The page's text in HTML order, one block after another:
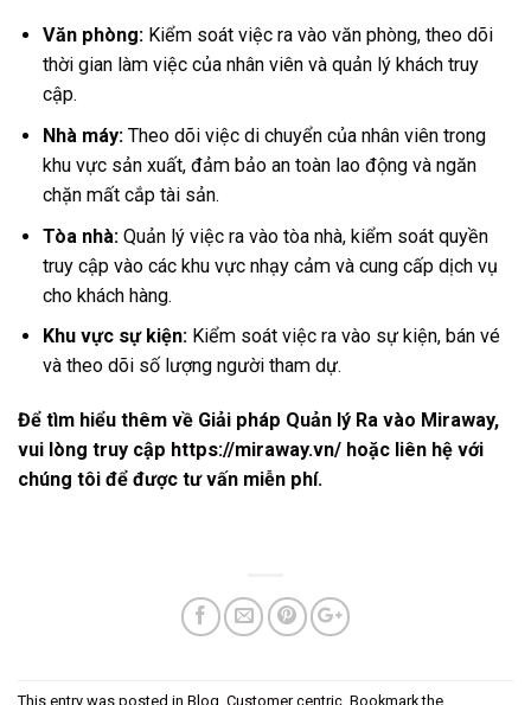
Văn phòng: Kiểm soát việc ra vào văn phòng, theo dõi
thời gian làm việc của nhân viên và quản lý khách truy
cập.
Nhà máy: Theo dõi việc di chuyển của nhân viên trong
khu vực sản xuất, đảm bảo an toàn lao động và ngăn
chặn mất cắp tài sản.
Tòa nhà: Quản lý việc ra vào tòa nhà, kiểm soát quyền
truy cập vào các khu vực nhạy cảm và cung cấp dịch vụ
cho khách hàng.
Khu vực sự kiện: Kiểm soát việc ra vào sự kiện, bán vé
và theo dõi số lượng người tham dự.
Để tìm hiểu thêm về Giải pháp Quản lý Ra vào Miraway,
vui lòng truy cập https://miraway.vn/ hoặc liên hệ với
chúng tôi để được tư vấn miễn phí.
This entry was posted in Blog Customer centric . Bookmark the